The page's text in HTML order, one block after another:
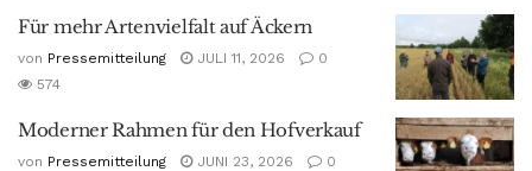
Für mehr Artenvielfalt auf Äckern
von Pressemitteilung JULI 11, 2026
0
574
Moderner Rahmen für den Hofverkauf
von Pressemitteilung JUNI 23, 2026
0